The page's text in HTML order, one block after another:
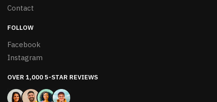
Contact
FOLLOW
Facebook
Instagram
OVER 1,000 5-STAR REVIEWS